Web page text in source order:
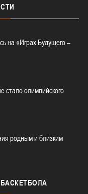
на «Играх Будущего –
стало олимпийского
родным и близким